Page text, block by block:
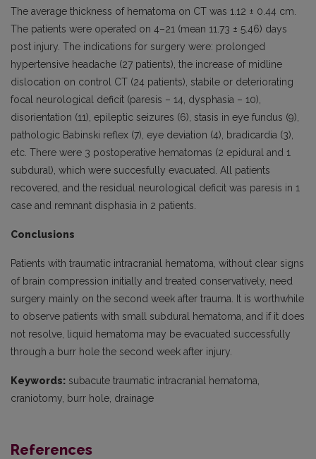
The average thickness of hematoma on CT was 1.12 ± 0.44 cm.
The patients were operated on 4–21 (mean 11.73 ± 5.46) days
post injury. The indications for surgery were: prolonged
hypertensive headache (27 patients), the increase of midline
dislocation on control CT (24 patients), stabile or deteriorating
focal neurological deficit (paresis – 14, dysphasia – 10),
disorientation (11), epileptic seizures (6), stasis in eye fundus (9),
pathologic Babinski reflex (7), eye deviation (4), bradicardia (3),
etc. There were 3 postoperative hematomas (2 epidural and 1
subdural), which were succesfully evacuated. All patients
recovered, and the residual neurological deficit was paresis in 1
case and remnant disphasia in 2 patients.
Conclusions
Patients with traumatic intracranial hematoma, without clear signs
of brain compression initially and treated conservatively, need
surgery mainly on the second week after trauma. It is worthwhile
to observe patients with small subdural hematoma, and if it does
not resolve, liquid hematoma may be evacuated successfully
through a burr hole the second week after injury.
Keywords: subacute traumatic intracranial hematoma,
craniotomy, burr hole, drainage
References